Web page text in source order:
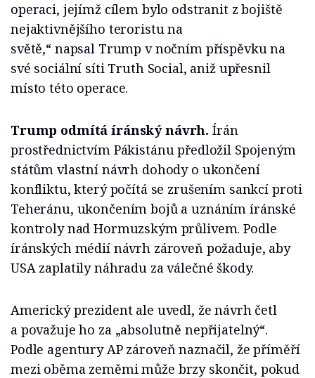
operaci, jejímž cílem bylo odstranit z bojiště
nejaktivnějšího teroristu na
světě,“ napsal Trump v nočním příspěvku na
své sociální síti Truth Social, aniž upřesnil
místo této operace.
Trump odmítá íránský návrh. Írán
prostřednictvím Pákistánu předložil Spojeným
státům vlastní návrh dohody o ukončení
konfliktu, který počítá se zrušením sankcí proti
Teheránu, ukončením bojů a uznáním íránské
kontroly nad Hormuzským průlivem. Podle
íránských médií návrh zároveň požaduje, aby
USA zaplatily náhradu za válečné škody.
Americký prezident ale uvedl, že návrh četl
a považuje ho za „absolutně nepřijatelný“.
Podle agentury AP zároveň naznačil, že příměří
mezi oběma zeměmi může brzy skončit, pokud